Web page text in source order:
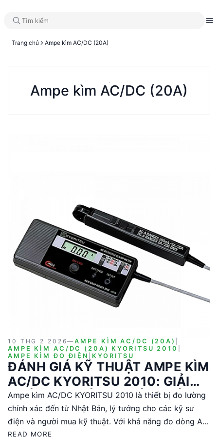
Trang chủ Ampe kìm AC/DC (20A)
Ampe kìm AC/DC (20A)
10 THG 2 2026—AMPE KÌM AC/DC (20A)
AMPE KÌM AC/DC (20A) KYORITSU 2010
AMPE KÌM ĐO ĐIỆN
KYORITSU
ĐÁNH GIÁ KỸ THUẬT AMPE KÌM
AC/DC KYORITSU 2010: GIẢI
PHÁP ĐO LƯỜNG CHÍNH XÁC
CHO KỸ SƯ ĐIỆN
Ampe kìm AC/DC KYORITSU 2010 là thiết bị đo lường
chính xác đến từ Nhật Bản, lý tưởng cho các kỹ sư
điện và người mua kỹ thuật. Với khả năng đo dòng AC
và DC lên đến 20A, độ chính xác cao và thiết kế nhỏ
READ MORE